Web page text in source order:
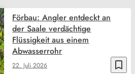
bookmark_border
22. Juli 2026
Förbau: Angler entdeckt an
der Saale verdächtige
Flüssigkeit aus einem
Abwasserrohr